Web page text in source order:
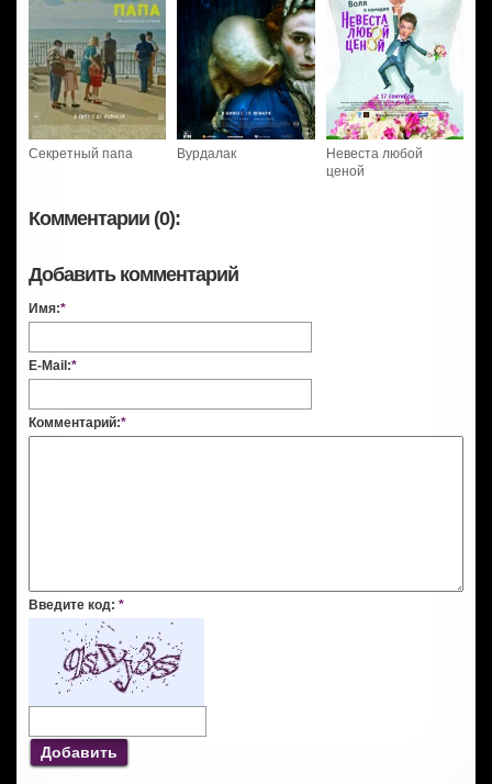
Секретный папа Вурдалак
Невеста любой
ценой
Комментарии (0):
Добавить комментарий
Имя:*
E-Mail:*
Комментарий:*
Введите код: *
Добавить